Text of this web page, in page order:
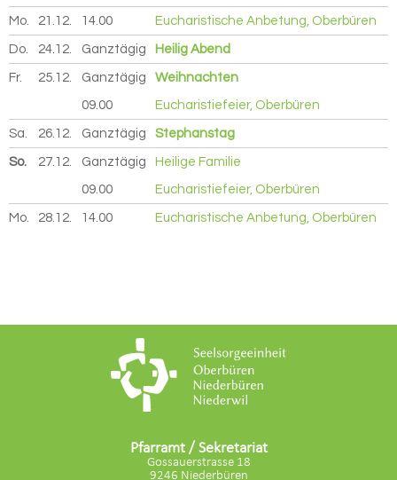
Mo. 21.12. 2026
14.00 Eucharistische Anbetung, Oberbüren
Do. 24.12. 2026
Ganztägig Heilig Abend
Fr. 25.12. 2026
Ganztägig Weihnachten
09.00 Eucharistiefeier, Oberbüren
Sa. 26.12. 2026
Ganztägig Stephanstag
So. 27.12. 2026
Ganztägig Heilige Familie
09.00 Eucharistiefeier, Oberbüren
Mo. 28.12. 2026
14.00 Eucharistische Anbetung, Oberbüren
Pfarramt / Sekretariat
Gossauerstrasse 18
9246 Niederbüren